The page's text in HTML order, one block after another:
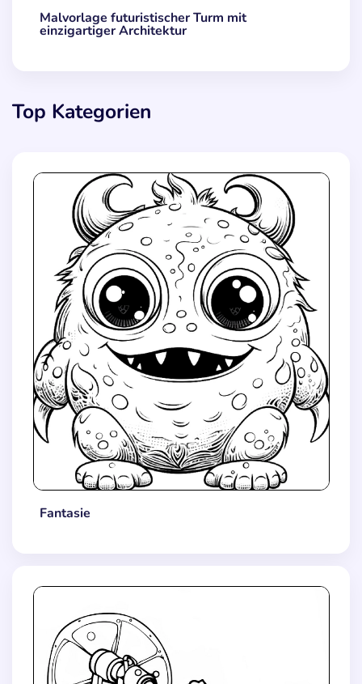
Malvorlage futuristischer Turm mit
einzigartiger Architektur
Top Kategorien
Fantasie